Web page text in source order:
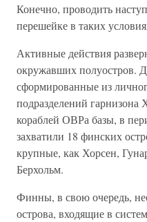
Конечно, проводить
перешейке в таких
Активные действия
окружавших полуостров.
сформированные из
подразделений
кораблей ОВРа базы, в
захватили 18 финских
крупные, как Хорсен,
Берхольм.
Финны, в свою очередь,
острова, входящие в